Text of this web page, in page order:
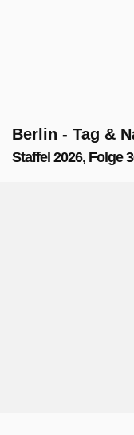
Berlin - Tag &
Staffel 2026, Folge